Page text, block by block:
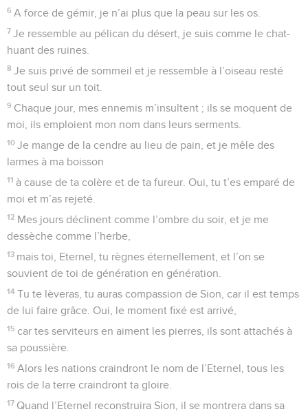
6 A force de gémir, je n’ai plus que la peau sur les os.
7 Je ressemble au pélican du désert, je suis comme le chat-
huant des ruines.
8 Je suis privé de sommeil et je ressemble à l’oiseau resté
tout seul sur un toit.
9 Chaque jour, mes ennemis m’insultent ; ils se moquent de
moi, ils emploient mon nom dans leurs serments.
10 Je mange de la cendre au lieu de pain, et je mêle des
larmes à ma boisson
11 à cause de ta colère et de ta fureur. Oui, tu t’es emparé de
moi et m’as rejeté.
12 Mes jours déclinent comme l’ombre du soir, et je me
dessèche comme l’herbe,
13 mais toi, Eternel, tu règnes éternellement, et l’on se
souvient de toi de génération en génération.
14 Tu te lèveras, tu auras compassion de Sion, car il est temps
de lui faire grâce. Oui, le moment fixé est arrivé,
15 car tes serviteurs en aiment les pierres, ils sont attachés à
sa poussière.
16 Alors les nations craindront le nom de l’Eternel, tous les
rois de la terre craindront ta gloire.
17 Quand l’Eternel reconstruira Sion, il se montrera dans sa